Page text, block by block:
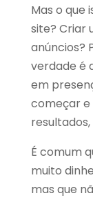
Mas o que
site? Criar
anúncios?
verdade é
em
começar
É comum
muito
mas que